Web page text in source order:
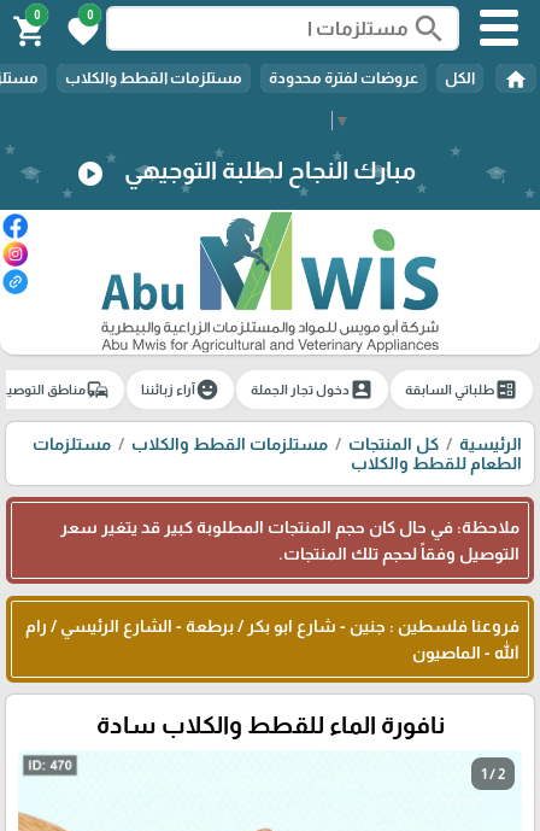
▼
search
0
favorite
0
shopping_cart
home الكل عروضات لفترة محدودة مستلزمات القطط والكلاب
مبارك النجاح لطلبة التوجيهي play_circle
ballotطلباتي السابقة account_boxدخول تجار الجملة emoji_emotionsآراء زبائننا commuteمناطق
الرئيسية كل المنتجات مستلزمات القطط والكلاب
مستلزمات
الطعام للقطط والكلاب
ملاحظة: في حال كان حجم المنتجات المطلوبة كبير قد يتغير سعر
التوصيل وفقاً لحجم تلك المنتجات.
فروعنا فلسطين : جنين - شارع ابو بكر / برطعة - الشارع الرئيسي / رام
الله - الماصيون
نافورة الماء للقطط والكلاب سادة
1 / 2